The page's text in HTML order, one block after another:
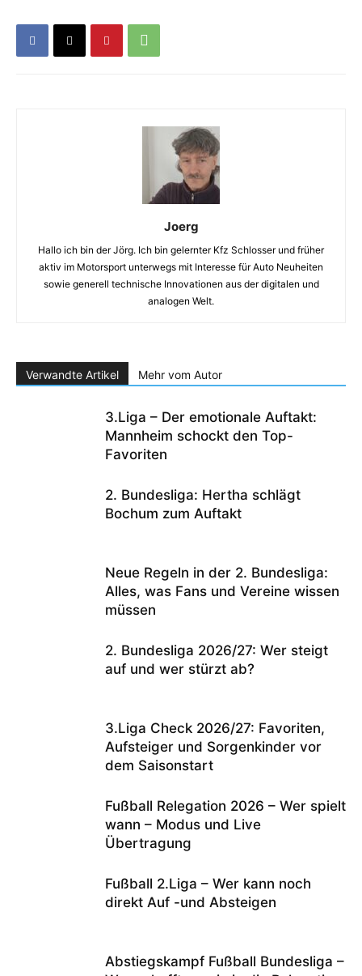
Joerg
Hallo ich bin der Jörg. Ich bin gelernter Kfz Schlosser und früher
aktiv im Motorsport unterwegs mit Interesse für Auto Neuheiten
sowie generell technische Innovationen aus der digitalen und
analogen Welt.
Verwandte Artikel Mehr vom Autor
3.Liga – Der emotionale Auftakt:
Mannheim schockt den Top-
Favoriten
2. Bundesliga: Hertha schlägt
Bochum zum Auftakt
Neue Regeln in der 2. Bundesliga:
Alles, was Fans und Vereine wissen
müssen
2. Bundesliga 2026/27: Wer steigt
auf und wer stürzt ab?
3.Liga Check 2026/27: Favoriten,
Aufsteiger und Sorgenkinder vor
dem Saisonstart
Fußball Relegation 2026 – Wer spielt
wann – Modus und Live
Übertragung
Fußball 2.Liga – Wer kann noch
direkt Auf -und Absteigen
Abstiegskampf Fußball Bundesliga –